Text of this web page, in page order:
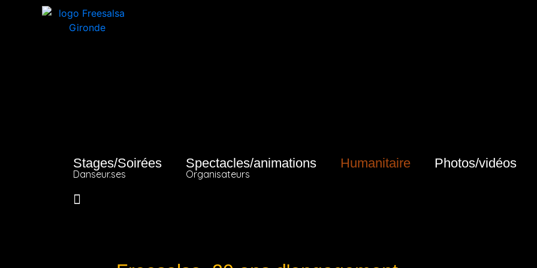
Stages/Soirées
Danseur.ses
Spectacles/animations
Organisateurs
Humanitaire Photos/vidéos